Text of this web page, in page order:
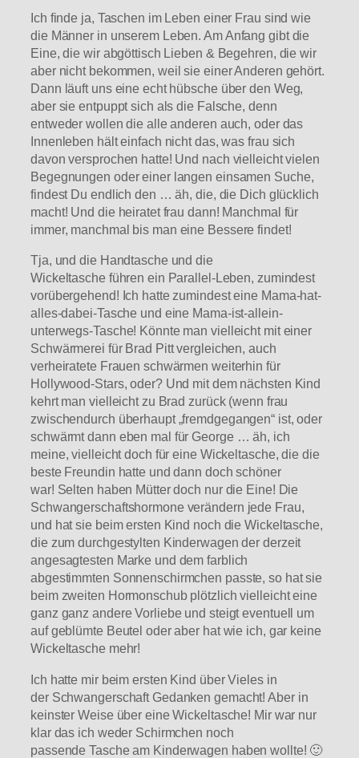
Ich finde ja, Taschen im Leben einer Frau sind wie
die Männer in unserem Leben. Am Anfang gibt die
Eine, die wir abgöttisch Lieben & Begehren, die wir
aber nicht bekommen, weil sie einer Anderen gehört.
Dann läuft uns eine echt hübsche über den Weg,
aber sie entpuppt sich als die Falsche, denn
entweder wollen die alle anderen auch, oder das
Innenleben hält einfach nicht das, was frau sich
davon versprochen hatte! Und nach vielleicht vielen
Begegnungen oder einer langen einsamen Suche,
findest Du endlich den … äh, die, die Dich glücklich
macht! Und die heiratet frau dann! Manchmal für
immer, manchmal bis man eine Bessere findet!
Tja, und die Handtasche und die
Wickeltasche führen ein Parallel-Leben, zumindest
vorübergehend! Ich hatte zumindest eine Mama-hat-
alles-dabei-Tasche und eine Mama-ist-allein-
unterwegs-Tasche! Könnte man vielleicht mit einer
Schwärmerei für Brad Pitt vergleichen, auch
verheiratete Frauen schwärmen weiterhin für
Hollywood-Stars, oder? Und mit dem nächsten Kind
kehrt man vielleicht zu Brad zurück (wenn frau
zwischendurch überhaupt „fremdgegangen“ ist, oder
schwärmt dann eben mal für George … äh, ich
meine, vielleicht doch für eine Wickeltasche, die die
beste Freundin hatte und dann doch schöner
war! Selten haben Mütter doch nur die Eine! Die
Schwangerschaftshormone verändern jede Frau,
und hat sie beim ersten Kind noch die Wickeltasche,
die zum durchgestylten Kinderwagen der derzeit
angesagtesten Marke und dem farblich
abgestimmten Sonnenschirmchen passte, so hat sie
beim zweiten Hormonschub plötzlich vielleicht eine
ganz ganz andere Vorliebe und steigt eventuell um
auf geblümte Beutel oder aber hat wie ich, gar keine
Wickeltasche mehr!
Ich hatte mir beim ersten Kind über Vieles in
der Schwangerschaft Gedanken gemacht! Aber in
keinster Weise über eine Wickeltasche! Mir war nur
klar das ich weder Schirmchen noch
passende Tasche am Kinderwagen haben wollte! 🙂